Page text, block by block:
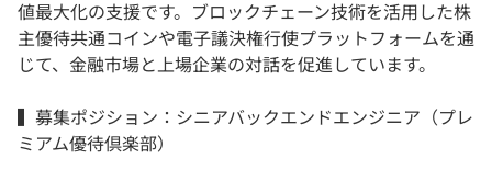
値最大化の支援です。ブロックチェーン技術を活用した株
主優待共通コインや電子議決権行使プラットフォームを通
じて、金融市場と上場企業の対話を促進しています。
▍募集ポジション：シニアバックエンドエンジニア（プレ
ミアム優待倶楽部）